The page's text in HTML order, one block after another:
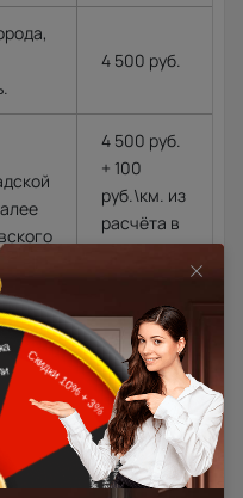
4 500 руб.
4 500 руб.
+ 100
руб.\км. из
расчёта в
одну
сторону от
МКАД\КАД
по тарифам нашего
заказе через запрос с
менеджером интернет-